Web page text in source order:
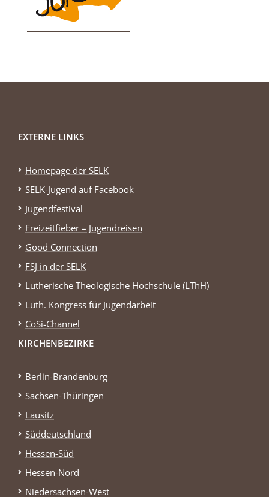
EXTERNE LINKS
Homepage der SELK
SELK-Jugend auf Facebook
Jugendfestival
Freizeitfieber – Jugendreisen
Good Connection
FSJ in der SELK
Lutherische Theologische Hochschule (LThH)
Luth. Kongress für Jugendarbeit
CoSi-Channel
KIRCHENBEZIRKE
Berlin-Brandenburg
Sachsen-Thüringen
Lausitz
Süddeutschland
Hessen-Süd
Hessen-Nord
Niedersachsen-West